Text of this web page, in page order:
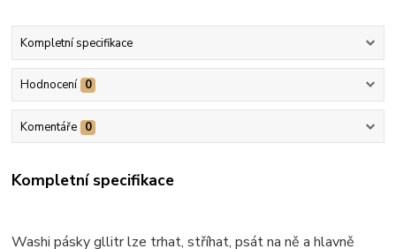
Kompletní specifikace
Hodnocení 0
Komentáře 0
Kompletní specifikace
Washi pásky gllitr lze trhat, stříhat, psát na ně a hlavně